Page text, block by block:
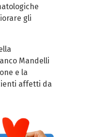
gli
Mandelli
e la
affetti da